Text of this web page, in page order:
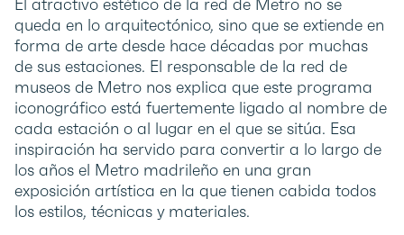
El atractivo estético de la red de Metro no se
queda en lo arquitectónico, sino que se extiende en
forma de arte desde hace décadas por muchas
de sus estaciones. El responsable de la red de
museos de Metro nos explica que este programa
iconográfico está fuertemente ligado al nombre de
cada estación o al lugar en el que se sitúa. Esa
inspiración ha servido para convertir a lo largo de
los años el Metro madrileño en una gran
exposición artística en la que tienen cabida todos
los estilos, técnicas y materiales.